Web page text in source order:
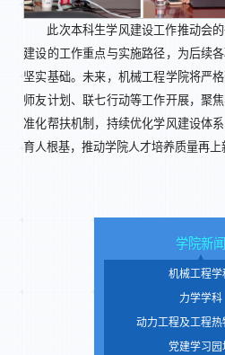
此次本科生学风建设工作推动会
建设的工作重点与实施路径，为后续
坚实基础。未来，机械工程学院将严
师友计划、联七行动等工作开展，聚
准化帮扶机制，持续优化学风建设体
育人根基，推动学院人才培养质量再上
学院新闻
机械工程学
力学学科
动力工程及工程热
党建学习园